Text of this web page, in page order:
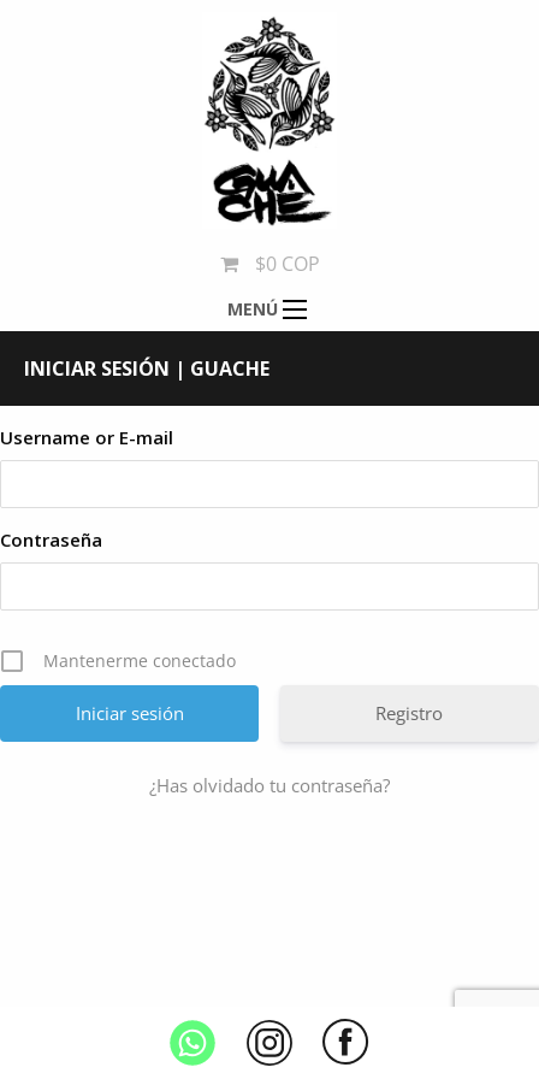
$0 COP
MENÚ
INICIAR SESIÓN | GUACHE
Username or E-mail
Contraseña
Mantenerme conectado
Registro
¿Has olvidado tu contraseña?